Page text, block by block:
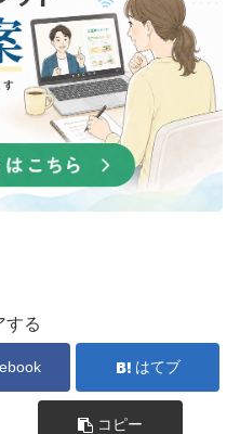
する
はてブ
コピー